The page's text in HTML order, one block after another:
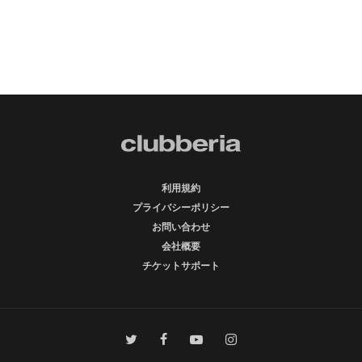
利用規約
プライバシーポリシー
お問い合わせ
会社概要
チケットサポート